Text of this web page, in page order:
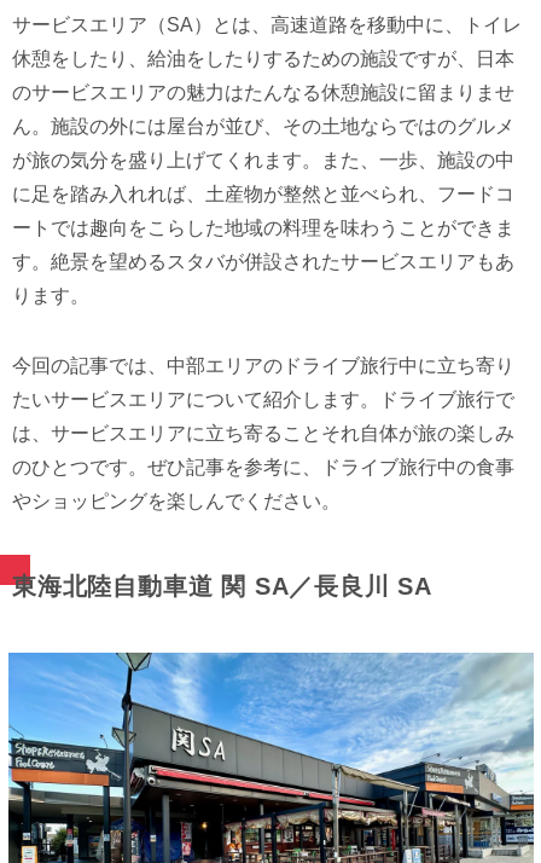
サービスエリア（SA）とは、⾼速道路を移動中に、トイレ
休憩をしたり、給油をしたりするための施設ですが、⽇本
のサービスエリアの魅⼒はたんなる休憩施設に留まりませ
ん。施設の外には屋台が並び、その⼟地ならではのグルメ
が旅の気分を盛り上げてくれます。また、⼀歩、施設の中
に⾜を踏み⼊れれば、⼟産物が整然と並べられ、フードコ
ートでは趣向をこらした地域の料理を味わうことができま
す。絶景を望めるスタバが併設されたサービスエリアもあ
ります。
今回の記事では、中部エリアのドライブ旅⾏中に⽴ち寄り
たいサービスエリアについて紹介します。ドライブ旅⾏で
は、サービスエリアに⽴ち寄ることそれ⾃体が旅の楽しみ
のひとつです。ぜひ記事を参考に、ドライブ旅⾏中の⾷事
やショッピングを楽しんでください。
東海北陸⾃動⾞道 関 SA／⻑良川 SA